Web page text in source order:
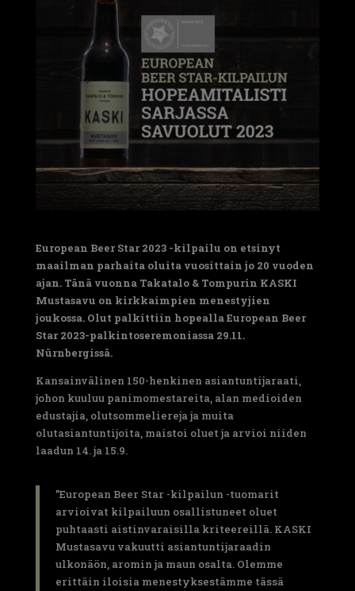
European Beer Star 2023 -kilpailu on etsinyt
maailman parhaita oluita vuosittain jo 20 vuoden
ajan. Tänä vuonna Takatalo & Tompurin KASKI
Mustasavu on kirkkaimpien menestyjien
joukossa. Olut palkittiin hopealla European Beer
Star 2023-palkintoseremoniassa 29.11.
Nürnbergissä.
Kansainvälinen 150-henkinen asiantuntijaraati,
johon kuuluu panimomestareita, alan medioiden
edustajia, olutsommeliereja ja muita
olutasiantuntijoita, maistoi oluet ja arvioi niiden
laadun 14. ja 15.9.
”European Beer Star -kilpailun -tuomarit
arvioivat kilpailuun osallistuneet oluet
puhtaasti aistinvaraisilla kriteereillä. KASKI
Mustasavu vakuutti asiantuntijaraadin
ulkonäön, aromin ja maun osalta. Olemme
erittäin iloisia menestyksestämme tässä